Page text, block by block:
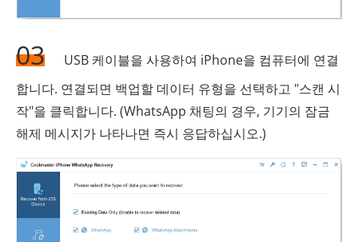
03
USB 케이블을 사용하여 iPhone을 컴퓨터에 연결
합니다. 연결되면 백업할 데이터 유형을 선택하고 "스캔 시
작"을 클릭합니다. (WhatsApp 채팅의 경우, 기기의 잠금
해제 메시지가 나타나면 즉시 응답하십시오.)